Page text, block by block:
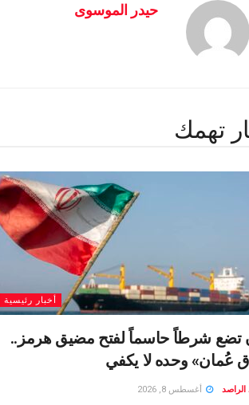
حيدر الموسوى
تهمك
أخبار رئيسية
تضع شرطاً حاسماً لفتح مضيق هرمز..
عُمان» وحده لا يكفي
الراصد أغسطس 8, 2026